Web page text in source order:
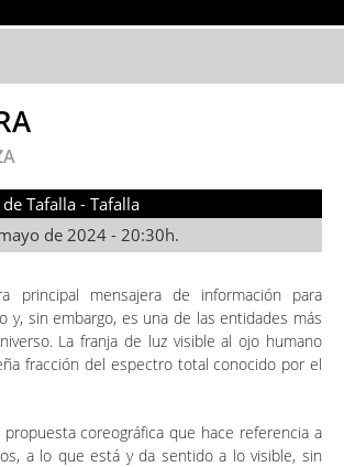
Tafalla - Tafalla
de 2024 - 20:30h.
principal mensajera de información para
y, sin embargo, es una de las entidades más
La franja de luz visible al ojo humano
fracción del espectro total conocido por el
coreográfica que hace referencia a
a lo que está y da sentido a lo visible, sin